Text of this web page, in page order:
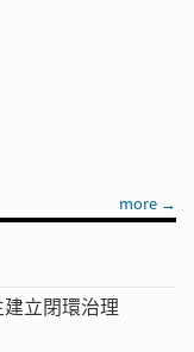
more →
立閉環治理